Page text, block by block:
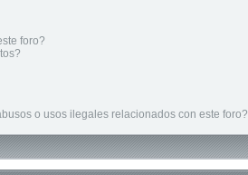
foro?
o usos ilegales relacionados con este foro?